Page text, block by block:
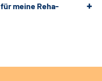
meine Reha-